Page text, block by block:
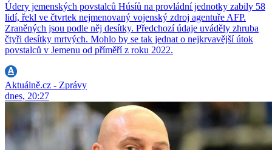
Údery jemenských povstalců Húsíů na provládní jednotky zabily 58
lidí, řekl ve čtvrtek nejmenovaný vojenský zdroj agentuře AFP.
Zraněných jsou podle něj desítky. Předchozí údaje uváděly zhruba
čtyři desítky mrtvých. Mohlo by se tak jednat o nejkrvavější útok
povstalců v Jemenu od příměří z roku 2022.
Aktuálně.cz - Zprávy
dnes, 20:27